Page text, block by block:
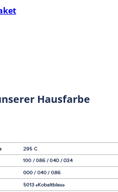
Hausfarbe